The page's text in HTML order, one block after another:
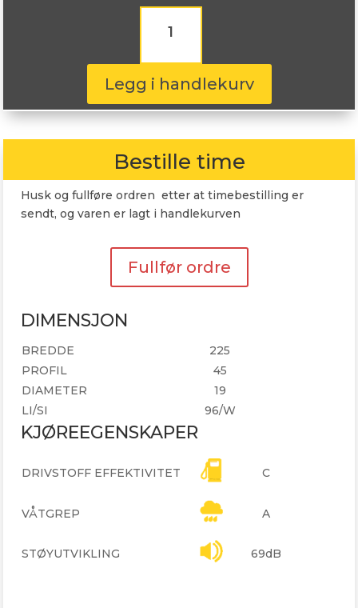
Goodyear
Eagle
Asymmetric
6
225/45R19
96W
antall
Legg i handlekurv
Bestille time
Husk og fullføre ordren etter at timebestilling er
sendt, og varen er lagt i handlekurven
Fullfør ordre
DIMENSJON
BREDDE
225
PROFIL
45
DIAMETER
19
LI/SI
96/W
KJØREEGENSKAPER
DRIVSTOFF EFFEKTIVITET C
VÅTGREP A
STØYUTVIKLING 69dB